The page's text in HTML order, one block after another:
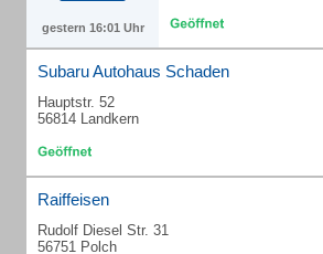
gestern 16:01 Uhr
Subaru Autohaus Schaden
Hauptstr. 52
56814 Landkern
Raiffeisen
Rudolf Diesel Str. 31
56751 Polch